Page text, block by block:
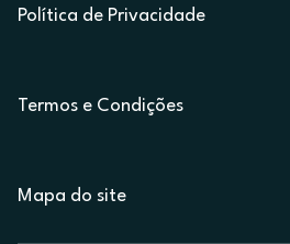
Política de Privacidade
Termos e Condições
Mapa do site